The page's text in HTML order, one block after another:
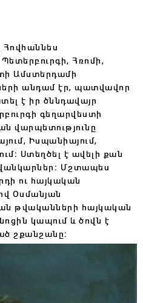
Պետերբուրգի, Հռոմի,
Ամստերդամի
անդամ էր, պատվավոր
է իր ծննդավայր
գեղարվեստի
վարպետությունը
Իսպանիայում,
Ստեղծել է ավելի քան
Մշտապես
ու հայկական
Օսմանյան
թվականների հայկական
կապում և ծովն է
շքանշանը։